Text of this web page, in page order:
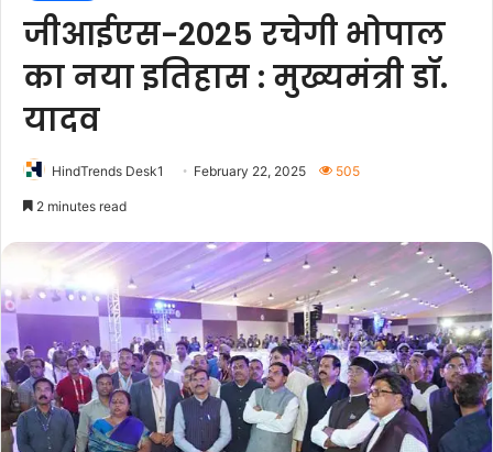
जीआईएस-2025 रचेगी भोपाल
का नया इतिहास : मुख्यमंत्री डॉ.
यादव
HindTrends Desk1 February 22, 2025 505
2 minutes read